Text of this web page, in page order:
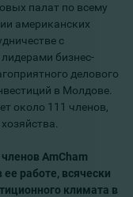
палат по всему
американских
с
бизнес-
делового
в Молдове.
около 111 членов,
AmCham
работе, всячески
климата в